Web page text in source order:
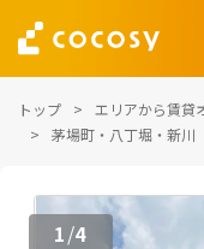
トップ エリアから賃貸
茅場町・八丁堀・新川
1/4